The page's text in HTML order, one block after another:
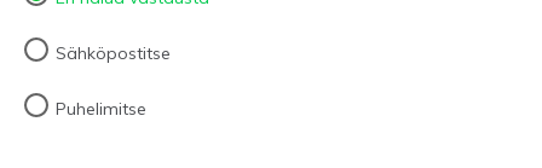
Sähköpostitse
Puhelimitse